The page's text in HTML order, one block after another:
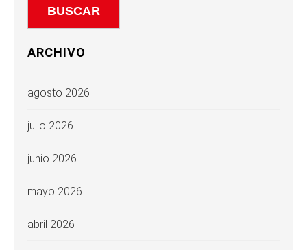
ARCHIVO
agosto 2026
julio 2026
junio 2026
mayo 2026
abril 2026